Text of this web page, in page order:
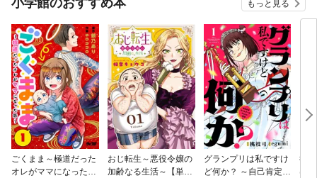
小学館のおすすめ本 もっと見る
ごくまま～極道だった
オレがママになった話
おじ転生～悪役令嬢の
加齢なる生活～【単
グランプリは私ですけ
ど何か？ ～自己肯定モ
後
は